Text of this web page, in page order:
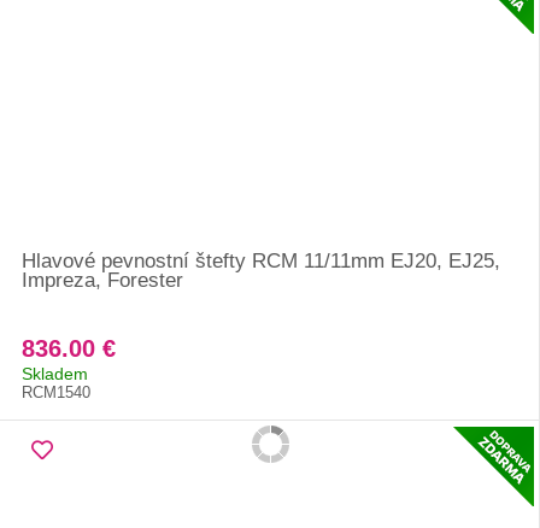
Hlavové pevnostní štefty RCM 11/11mm EJ20, EJ25,
Impreza, Forester
836.00 €
Skladem
RCM1540